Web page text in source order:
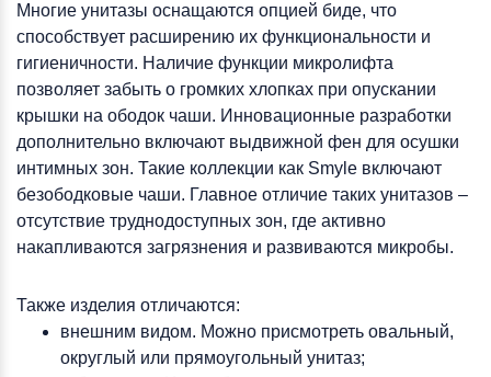
Многие унитазы оснащаются опцией биде, что
способствует расширению их функциональности и
гигиеничности. Наличие функции микролифта
позволяет забыть о громких хлопках при опускании
крышки на ободок чаши. Инновационные разработки
дополнительно включают выдвижной фен для осушки
интимных зон. Такие коллекции как Smyle включают
безободковые чаши. Главное отличие таких унитазов –
отсутствие труднодоступных зон, где активно
накапливаются загрязнения и развиваются микробы.
Также изделия отличаются:
внешним видом. Можно присмотреть овальный,
округлый или прямоугольный унитаз;